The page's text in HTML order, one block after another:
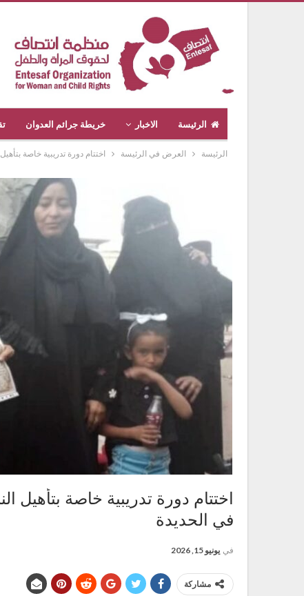
الرئيسة الاخبار خريطة جرائم العدوان
الرئيسة العرض في الرئيسة اختتام دورة تدريبية خاصة
اختتام دورة تدريبية خاصة
في الحديدة
في يونيو 15, 2026
مشاركة